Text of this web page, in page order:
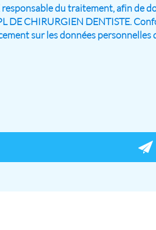
responsable du traitement, afin de
DE CHIRURGIEN DENTISTE.
sur les données personnelles